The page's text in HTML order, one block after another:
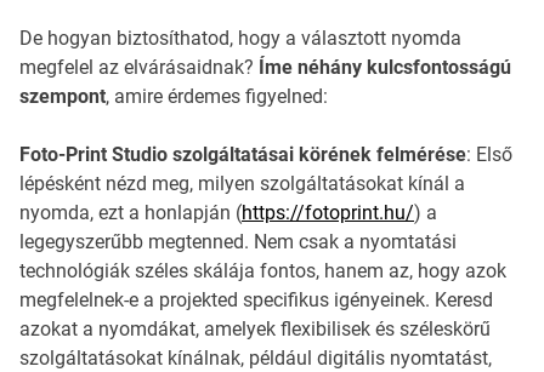
De hogyan biztosíthatod, hogy a választott nyomda
megfelel az elvárásaidnak? Íme néhány kulcsfontosságú
szempont, amire érdemes figyelned:
Foto-Print Studio szolgáltatásai körének felmérése: Első
lépésként nézd meg, milyen szolgáltatásokat kínál a
nyomda, ezt a honlapján (https://fotoprint.hu/) a
legegyszerűbb megtenned. Nem csak a nyomtatási
technológiák széles skálája fontos, hanem az, hogy azok
megfelelnek-e a projekted specifikus igényeinek. Keresd
azokat a nyomdákat, amelyek flexibilisek és széleskörű
szolgáltatásokat kínálnak, például digitális nyomtatást,